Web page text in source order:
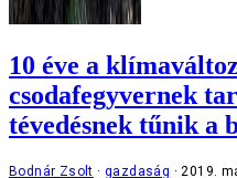
10 éve a
csodafegyvernek
tévedésnek tűnik a
Bodnár Zsolt gazdaság 2019.